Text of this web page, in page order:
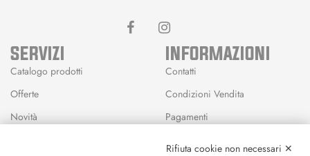
SERVIZI
Catalogo prodotti
Offerte
Novità
INFORMAZIONI
Contatti
Condizioni Vendita
Pagamenti
Rifiuta cookie non necessari ✕